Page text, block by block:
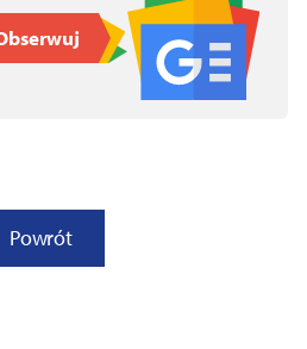
Powrót